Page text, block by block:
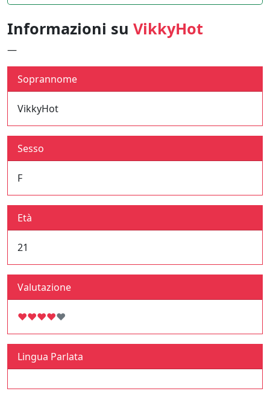
Informazioni su VikkyHot
—
Soprannome
VikkyHot
Sesso
F
Età
21
Valutazione
♥♥♥♥♥
Lingua Parlata